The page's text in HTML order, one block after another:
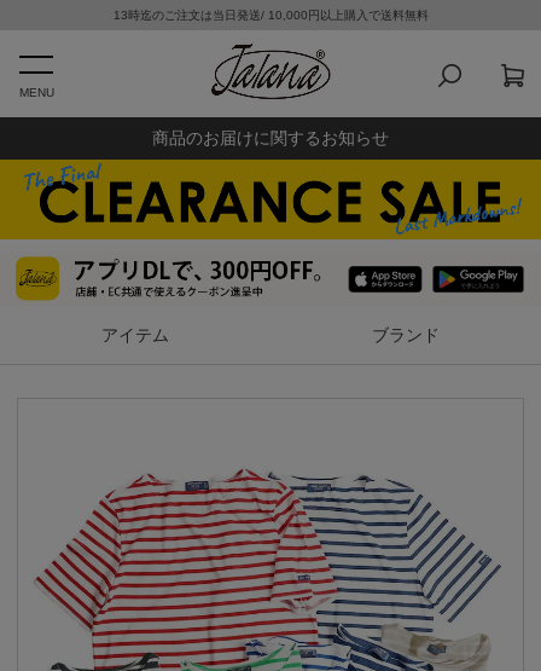
13時迄のご注文は当日発送/ 10,000円以上購入で送料無料
MENU
商品のお届けに関するお知らせ
アイテム ブランド